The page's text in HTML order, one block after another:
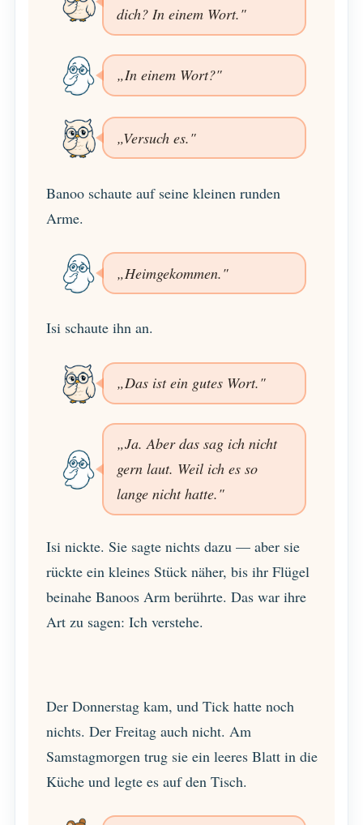
dich? In einem Wort."
„In einem Wort?"
„Versuch es."
Banoo schaute auf seine kleinen runden
Arme.
„Heimgekommen."
Isi schaute ihn an.
„Das ist ein gutes Wort."
„Ja. Aber das sag ich nicht
gern laut. Weil ich es so
lange nicht hatte."
Isi nickte. Sie sagte nichts dazu — aber sie
rückte ein kleines Stück näher, bis ihr Flügel
beinahe Banoos Arm berührte. Das war ihre
Art zu sagen: Ich verstehe.
Der Donnerstag kam, und Tick hatte noch
nichts. Der Freitag auch nicht. Am
Samstagmorgen trug sie ein leeres Blatt in die
Küche und legte es auf den Tisch.